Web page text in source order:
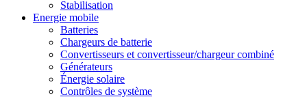
Stabilisation
Energie mobile
Batteries
Chargeurs de batterie
Convertisseurs et convertisseur/chargeur combiné
Générateurs
Énergie solaire
Contrôles de système